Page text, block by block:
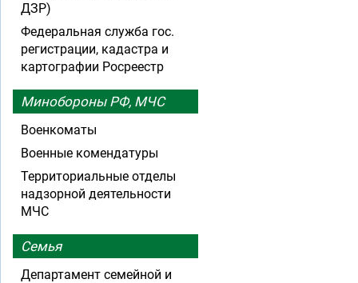
ДЗР)
Федеральная служба гос.
регистрации, кадастра и
картографии Росреестр
Минобороны РФ, МЧС
Военкоматы
Военные комендатуры
Территориальные отделы
надзорной деятельности
МЧС
Семья
Департамент семейной и